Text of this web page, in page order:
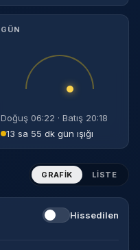
GÜN
Doğuş 06:22 · Batış 20:18
13 sa 55 dk gün ışığı
GRAFIK LISTE
Hissedilen